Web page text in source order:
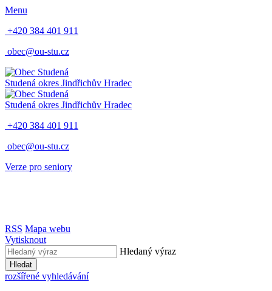
Menu
+420 384 401 911
obec@ou-stu.cz
Studená okres Jindřichův Hradec
Studená okres Jindřichův Hradec
+420 384 401 911
obec@ou-stu.cz
Verze pro seniory
RSS Mapa webu
Vytisknout
Hledaný výraz
Hledat
rozšířené vyhledávání